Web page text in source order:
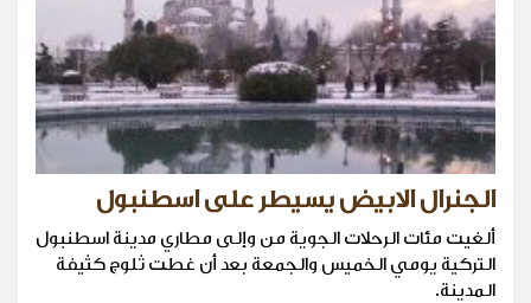
الجنرال الابيض يسيطر على اسطنبول
ألغيت مئات الرحلات الجوية من وإلى مطاري مدينة اسطنبول
التركية يومي الخميس والجمعة بعد أن غطت ثلوج كثيفة
المدينة.